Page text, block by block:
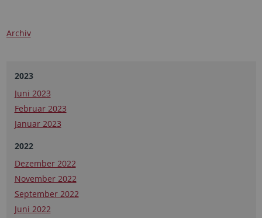
Archiv
2023
Juni 2023
Februar 2023
Januar 2023
2022
Dezember 2022
November 2022
September 2022
Juni 2022